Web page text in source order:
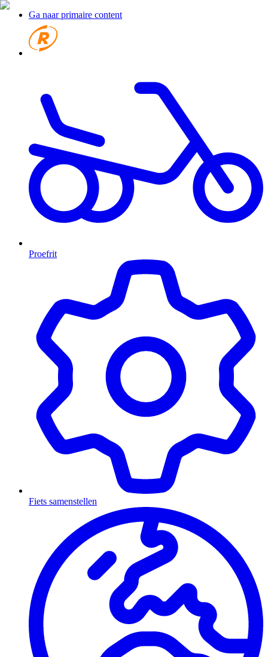
Ga naar primaire content
Proefrit
Fiets samenstellen